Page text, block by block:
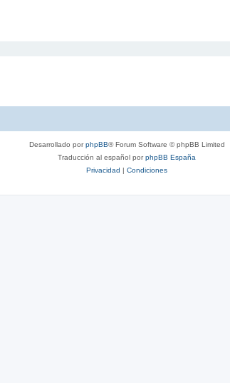
Desarrollado porphpBB® Forum Software © phpBB Limited
Traducción al español porphpBB España
Privacidad | Condiciones